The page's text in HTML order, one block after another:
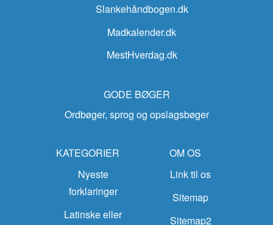
Slankehåndbogen.dk
Madkalender.dk
MestHverdag.dk
GODE BØGER
Ordbøger, sprog og opslagsbøger
KATEGORIER
Nyeste
forklaringer
Latinske eller
OM OS
Link til os
Sitemap
Sitemap2